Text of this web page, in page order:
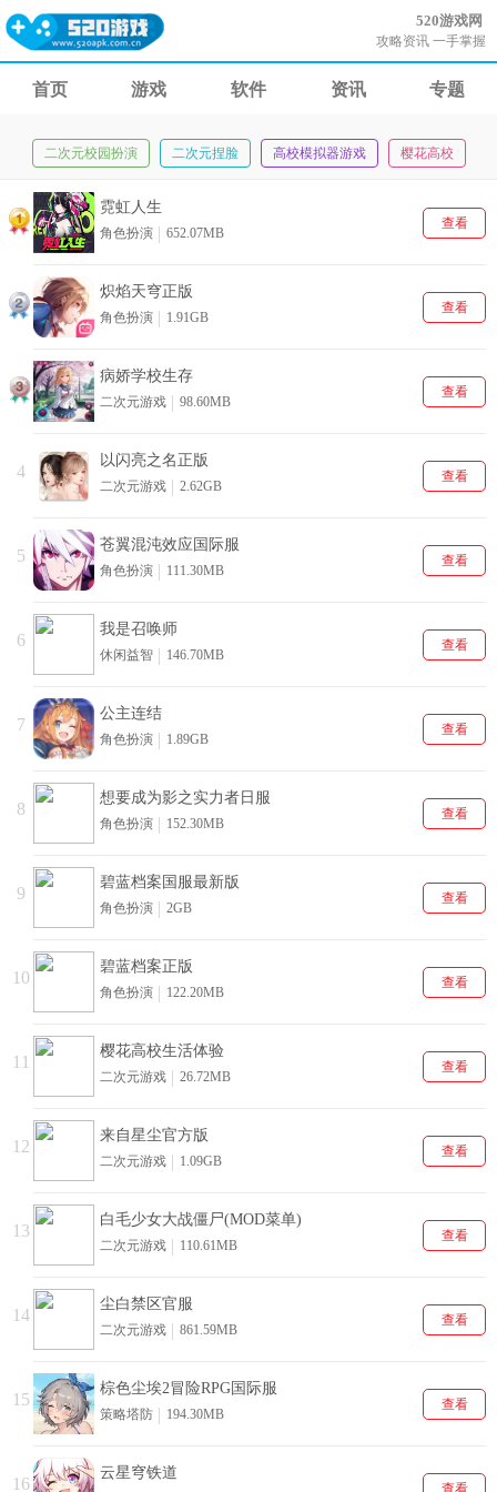
520游戏网
攻略资讯 一手掌握
首页 游戏 软件 资讯 专题
二次元角色扮演类游戏
二次元校园扮演 二次元捏脸 高校模拟器游戏 樱花高校
霓虹人生
角色扮演 652.07MB
查看
炽焰天穹正版
角色扮演 1.91GB
查看
病娇学校生存
二次元游戏 98.60MB
查看
4
以闪亮之名正版
二次元游戏 2.62GB
查看
5
苍翼混沌效应国际服
角色扮演 111.30MB
查看
6
我是召唤师
休闲益智 146.70MB
查看
7
公主连结
角色扮演 1.89GB
查看
8
想要成为影之实力者日服
角色扮演 152.30MB
查看
9
碧蓝档案国服最新版
角色扮演 2GB
查看
10
碧蓝档案正版
角色扮演 122.20MB
查看
11
樱花高校生活体验
二次元游戏 26.72MB
查看
12
来自星尘官方版
二次元游戏 1.09GB
查看
13
白毛少女大战僵尸(MOD菜单)
二次元游戏 110.61MB
查看
14
尘白禁区官服
二次元游戏 861.59MB
查看
15
棕色尘埃2冒险RPG国际服
策略塔防 194.30MB
查看
16
云星穹铁道
查看